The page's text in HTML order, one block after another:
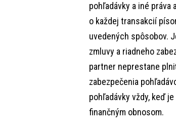
pohľadávky a iné
o každej transakcií
uvedených spôsobov.
zmluvy a riadneho
partner neprestane
zabezpečenia
pohľadávky vždy, keď
finančným obnosom.